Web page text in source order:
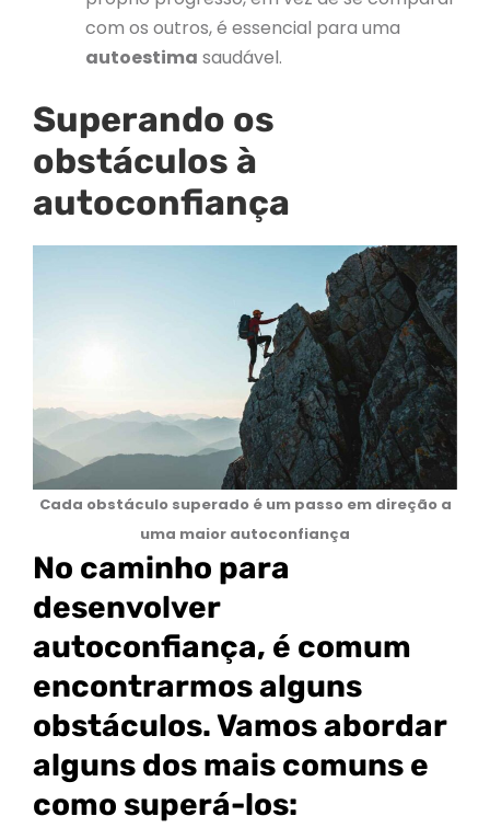
com os outros, é essencial para uma
autoestima saudável.
Superando os
obstáculos à
autoconfiança
Cada obstáculo superado é um passo em direção a
uma maior autoconfiança
No caminho para
desenvolver
autoconfiança, é comum
encontrarmos alguns
obstáculos. Vamos abordar
alguns dos mais comuns e
como superá-los: